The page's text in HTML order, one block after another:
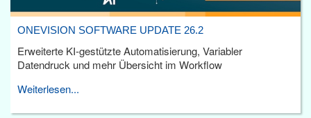
ONEVISION SOFTWARE UPDATE 26.2
Erweiterte KI-gestützte Automatisierung, Variabler
Datendruck und mehr Übersicht im Workflow
Weiterlesen...